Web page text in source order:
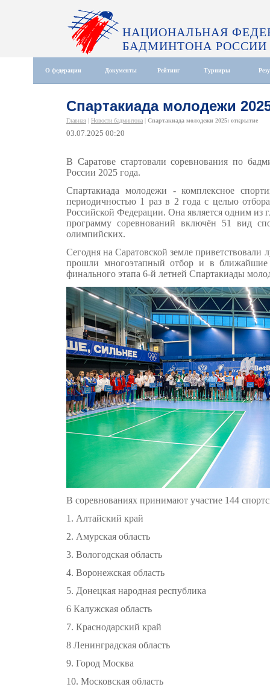
НАЦИОНАЛЬНАЯ
БАДМИНТОНА РОССИИ
О федерации Документы Рейтинг Турниры
Спартакиада молодежи
Главная | Новости бадминтона | Спартакиада молодежи 2025: открытие
03.07.2025 00:20
В Саратове стартовали соревнования по
России 2025 года.
Спартакиада молодежи - комплексное
периодичностью 1 раз в 2 года с целью
Российской Федерации. Она является одним из
программу соревнований включён 51 вид
олимпийских.
Сегодня на Саратовской земле
прошли многоэтапный отбор и в ближайшие
финального этапа 6-й летней Спартакиады
В соревнованиях принимают участие 144
1. Алтайский край
2. Амурская область
3. Вологодская область
4. Воронежская область
5. Донецкая народная республика
6 Калужская область
7. Краснодарский край
8 Ленинградская область
9. Город Москва
10. Московская область